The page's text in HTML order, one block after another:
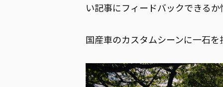
い記事にフィードバックできる
国産車のカスタムシーンに一石